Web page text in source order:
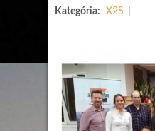
Kategória: X2S